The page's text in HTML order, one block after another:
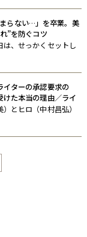
らない…」を卒業。美
”を防ぐコツ
、せっかくセットし
、「家を出る前から
なることも […]
イターの承認要求の
た本当の理由／ライ
とヒロ（中村昌弘）
する、ここだけの話。
。 […]